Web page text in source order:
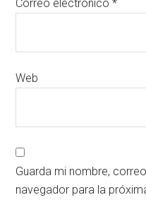
Correo electrónico*
Web
Guarda mi nombre,
navegador para la